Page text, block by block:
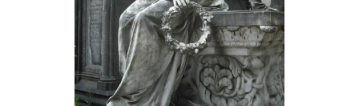
Previous